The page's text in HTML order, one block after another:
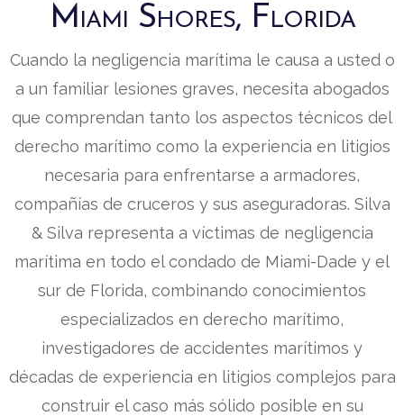
Miami Shores, Florida
Cuando la negligencia marítima le causa a usted o
a un familiar lesiones graves, necesita abogados
que comprendan tanto los aspectos técnicos del
derecho marítimo como la experiencia en litigios
necesaria para enfrentarse a armadores,
compañías de cruceros y sus aseguradoras. Silva
& Silva representa a víctimas de negligencia
marítima en todo el condado de Miami-Dade y el
sur de Florida, combinando conocimientos
especializados en derecho marítimo,
investigadores de accidentes marítimos y
décadas de experiencia en litigios complejos para
construir el caso más sólido posible en su